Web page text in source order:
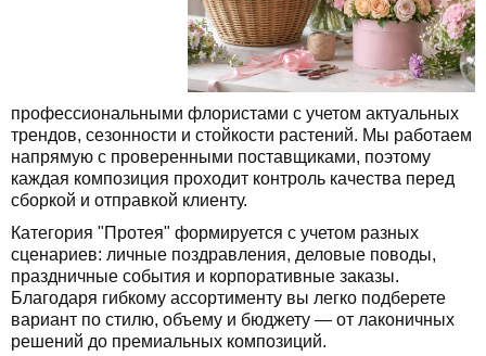
профессиональными флористами с учетом актуальных
трендов, сезонности и стойкости растений. Мы работаем
напрямую с проверенными поставщиками, поэтому
каждая композиция проходит контроль качества перед
сборкой и отправкой клиенту.
Категория "Протея" формируется с учетом разных
сценариев: личные поздравления, деловые поводы,
праздничные события и корпоративные заказы.
Благодаря гибкому ассортименту вы легко подберете
вариант по стилю, объему и бюджету — от лаконичных
решений до премиальных композиций.